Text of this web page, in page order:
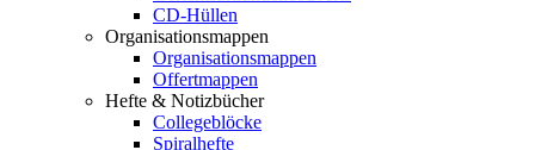
CD-Hüllen
Organisationsmappen
Organisationsmappen
Offertmappen
Hefte & Notizbücher
Collegeblöcke
Spiralhefte